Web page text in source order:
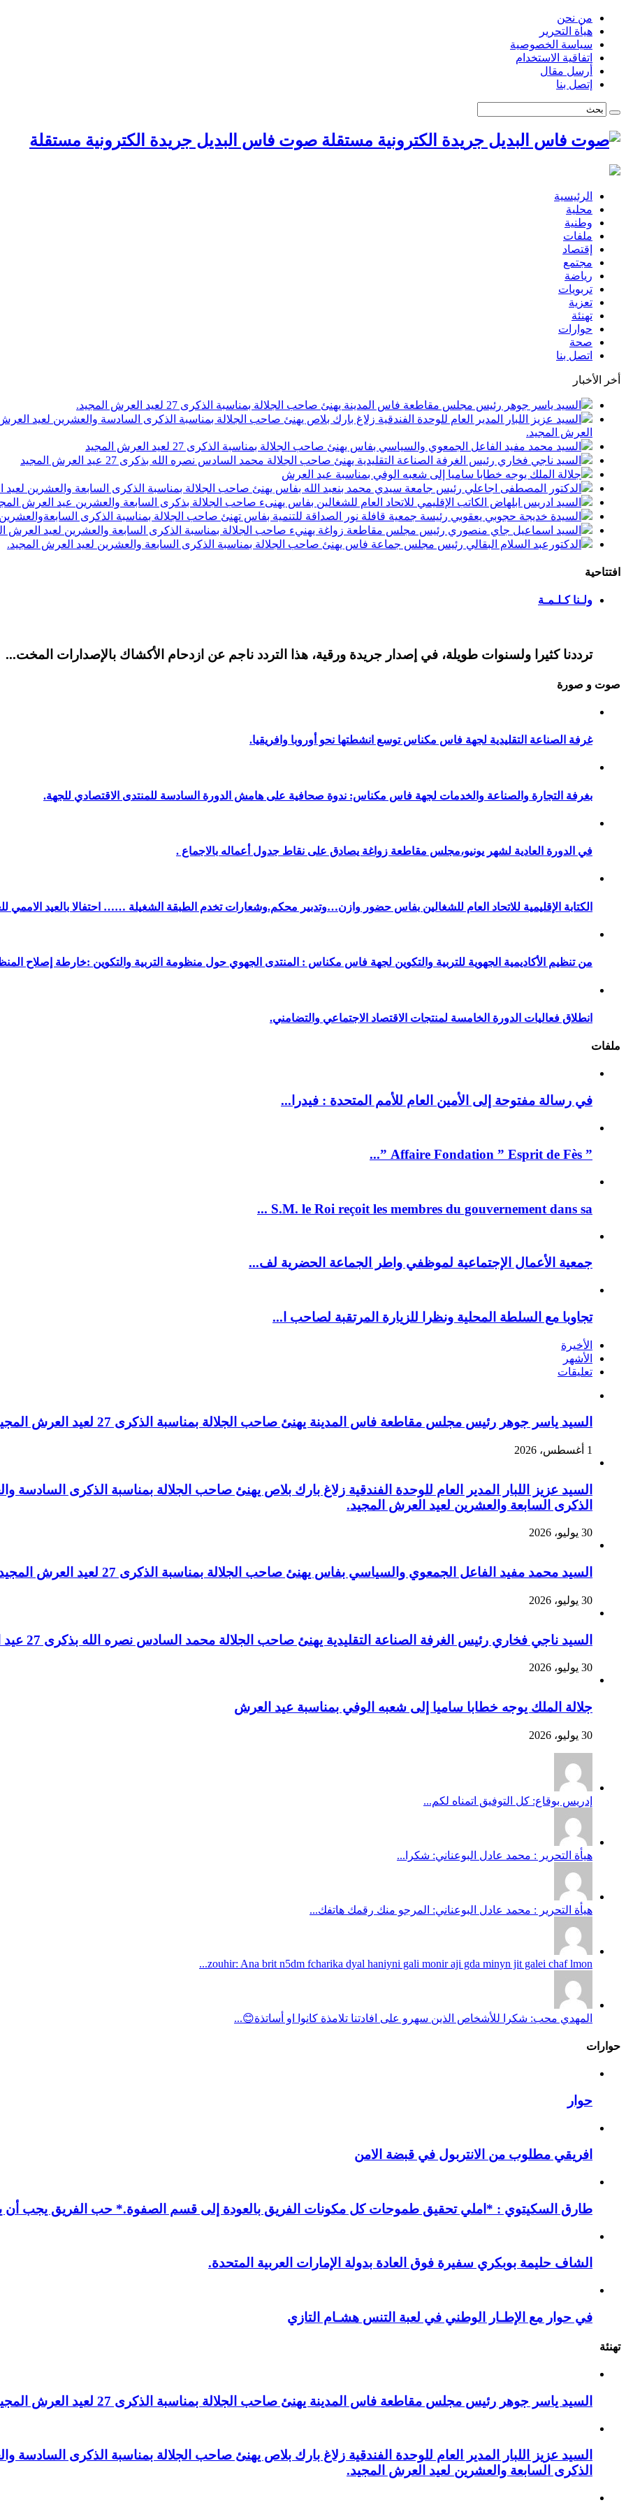
من نحن
هيأة التحرير
سياسة الخصوصية
اتفاقية الاستخدام
أرسل مقال
إتصل بنا
صوت فاس البديل جريدة الكترونية مستقلة
الرئيسية
محلية
وطنية
ملفات
إقتصاد
مجتمع
رياضة
تربويات
تعزية
تهنئة
حوارات
صحة
اتصل بنا
أخر الأخبار
السيد ياسر جوهر رئيس مجلس مقاطعة فاس المدينة يهنئ صاحب الجلالة بمناسبة الذكرى 27 لعيد العرش المجيد.
السيد عزيز اللبار المدير العام للوحدة الفندقية زلاغ بارك بلاص يهنئ صاحب الجلالة بمناسبة الذكرى السادسة والعشرين لعيد
العرش المجيد.
السيد محمد مفيد الفاعل الجمعوي والسياسي بفاس يهنئ صاحب الجلالة بمناسبة الذكرى 27 لعيد العرش المجيد
السيد ناجي فخاري رئيس الغرفة الصناعة التقليدية يهنئ صاحب الجلالة محمد السادس نصره الله بذكرى 27 عيد العرش المجيد
جلالة الملك يوجه خطابا ساميا إلى شعبه الوفي بمناسبة عيد العرش
الدكتور المصطفى اجاعلي رئيس جامعة سيدي محمد بنعبد الله بفاس يهنئ صاحب الجلالة بمناسبة الذكرى السابعة والعشرين لعيد
السيد ادريس ابلهاض الكاتب الإقليمي للاتحاد العام للشغالين بفاس يهنىء صاحب الجلالة بذكرى السابعة والعشرين عيد العرش
السيدة خديجة حجوبي يعقوبي رئيسة جمعية قافلة نور الصداقة للتنمية بفاس تهنئ صاحب الجلالة بمناسبة الذكرى
السيد اسماعيل جاي منصوري رئيس مجلس مقاطعة زواغة يهنيء صاحب الجلالة بمناسبة الذكرى السابعة والعشرين لعيد العرش
الدكتورعبد السلام البقالي رئيس مجلس جماعة فاس يهنئ صاحب الجلالة بمناسبة الذكرى السابعة والعشرين لعيد العرش المجيد.
افتتاحية
ولـنا كـلـمـة
ترددنا كثيرا ولسنوات طويلة، في إصدار جريدة ورقية، هذا التردد ناجم عن ازدحام الأكشاك بالإصدارات المخت...
صوت و صورة
غرفة الصناعة التقليدية لجهة فاس مكناس توسع انشطتها نحو أوروبا وافريقيا.
بغرفة التجارة والصناعة والخدمات لجهة فاس مكناس: ندوة صحافية على هامش الدورة السادسة للمنتدى الاقتصادي للجهة.
في الدورة العادية لشهر يونيو،مجلس مقاطعة زواغة يصادق على نقاط جدول أعماله بالاجماع .
الكتابة الإقليمية للاتحاد العام للشغالين بفاس حضور وازن…وتدبير محكم.وشعارات تخدم الطبقة الشغيلة …… احتفالا بالعيد الاممي
من تنظيم الأكاديمية الجهوية للتربية والتكوين لجهة فاس مكناس : المنتدى الجهوي حول منظومة التربية والتكوين :خارطة إصلاح
انطلاق فعاليات الدورة الخامسة لمنتجات الاقتصاد الاجتماعي والتضامني.
ملفات
في رسالة مفتوحة إلى الأمين العام للأمم المتحدة : فيدرا...
” Affaire Fondation ” Esprit de Fès ”...
S.M. le Roi reçoit les membres du gouvernement dans sa ...
جمعية الأعمال الإجتماعية لموظفي واطر الجماعة الحضرية لف...
تجاوبا مع السلطة المحلية ونظرا للزيارة المرتقبة لصاحب ا...
الأخيرة
الأشهر
تعليقات
السيد ياسر جوهر رئيس مجلس مقاطعة فاس المدينة يهنئ صاحب الجلالة بمناسبة الذكرى 27 لعيد العرش المجيد.
1 أغسطس، 2026
السيد عزيز اللبار المدير العام للوحدة الفندقية زلاغ بارك بلاص يهنئ صاحب الجلالة بمناسبة الذكرى
الذكرى السابعة والعشرين لعيد العرش المجيد.
30 يوليو، 2026
السيد محمد مفيد الفاعل الجمعوي والسياسي بفاس يهنئ صاحب الجلالة بمناسبة الذكرى 27 لعيد العرش المجيد
30 يوليو، 2026
السيد ناجي فخاري رئيس الغرفة الصناعة التقليدية يهنئ صاحب الجلالة محمد السادس نصره الله بذكرى 27 عيد العرش المجيد
30 يوليو، 2026
جلالة الملك يوجه خطابا ساميا إلى شعبه الوفي بمناسبة عيد العرش
30 يوليو، 2026
إدريس بوقاع: كل التوفيق اتمناه لكم...
هيأة التحرير : محمد عادل البوعناني: شكرا...
هيأة التحرير : محمد عادل البوعناني: المرجو منك رقمك هاتفك...
zouhir: Ana brit n5dm fcharika dyal haniyni gali monir aji gda minyn jit galei chaf lmon...
المهدي محب: شكرا للأشخاص الذين سهرو على افادتنا تلامذة كانوا او أساتذة😊...
حوارات
حوار
افريقي مطلوب من الانتربول في قبضة الامن
طارق السكيتوي : *املي تحقيق طموحات كل مكونات الفريق بالعودة إلى قسم الصفوة.* حب الفريق يجب أن
الشاف حليمة بوبكري سفيرة فوق العادة بدولة الإمارات العربية المتحدة.
في حوار مع الإطـار الوطني في لعبة التنس هشـام التازي
تهنئة
السيد ياسر جوهر رئيس مجلس مقاطعة فاس المدينة يهنئ صاحب الجلالة بمناسبة الذكرى 27 لعيد العرش المجيد.
السيد عزيز اللبار المدير العام للوحدة الفندقية زلاغ بارك بلاص يهنئ صاحب الجلالة بمناسبة الذكرى
الذكرى السابعة والعشرين لعيد العرش المجيد.